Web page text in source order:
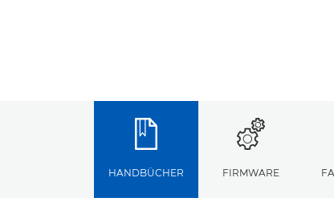
HANDBÜCHER FIRMWARE